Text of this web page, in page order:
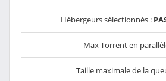
Hébergeurs sélectionnés :
Max Torrent en
Taille maximale de la